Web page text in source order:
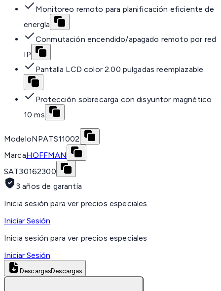
Monitoreo remoto para planificación eficiente de
energía
Conmutación encendido/apagado remoto por red
IP
Pantalla LCD color 2.00 pulgadas reemplazable
Protección sobrecarga con disyuntor magnético
10 ms
ModeloNPATS11002
MarcaHOFFMAN
SAT30162300
3 años de garantía
Inicia sesión para ver precios especiales
Iniciar Sesión
Inicia sesión para ver precios especiales
Iniciar Sesión
DescargasDescargas